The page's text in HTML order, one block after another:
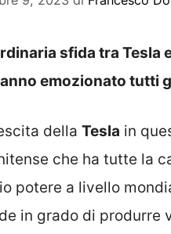
sfida tra Tesla
emozionato tutti
della Tesla in
che ha tutte la
potere a livello
in grado di produrre